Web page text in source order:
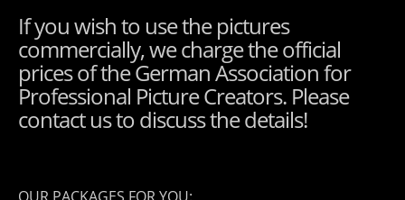
If you wish to use the pictures
commercially, we charge the official
prices of the German Association for
Professional Picture Creators. Please
contact us to discuss the details!